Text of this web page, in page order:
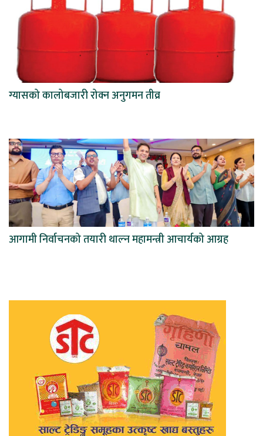
ग्यासको कालोबजारी रोक्न अनुगमन तीव्र
आगामी निर्वाचनको तयारी थाल्न महामन्त्री आचार्यको आग्रह